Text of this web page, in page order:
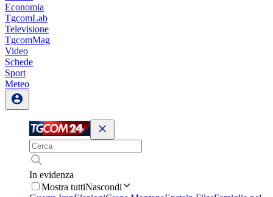
Economia
TgcomLab
Televisione
TgcomMag
Video
Schede
Sport
Meteo
In evidenza
Mostra tuttiNascondi